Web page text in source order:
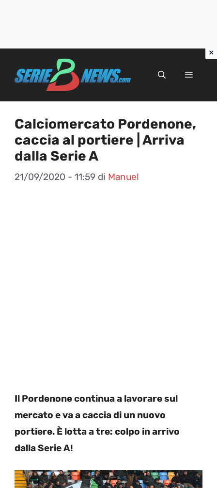
Menu
Calciomercato Pordenone,
caccia al portiere | Arriva
dalla Serie A
21/09/2020 - 11:59 di Manuel
Il Pordenone continua a lavorare sul
mercato e va a caccia di un nuovo
portiere. È lotta a tre: colpo in arrivo
dalla Serie A!